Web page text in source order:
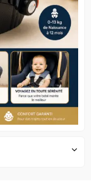
du
produit